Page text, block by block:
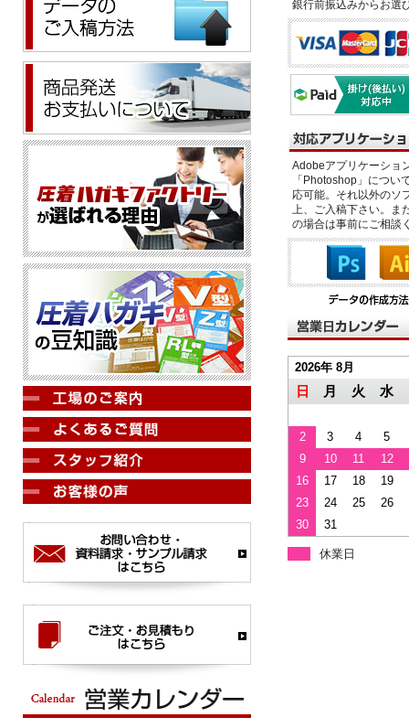
銀行前振込みからお選
Adobeアプリケーショ
「Photoshop」につい
応可能。それ以外のソ
上、ご入稿下さい。ま
の場合は事前にご相談
2026年 8月
日 月 火 水
2 3 4
5
9
10 11
12
16
17 18
19
23
24 25
26
30
31
休業日